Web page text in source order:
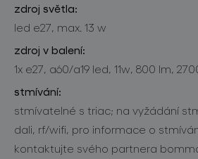
zdroj světla:
led e27, max. 13 w
zdroj v balení:
1x e27, a60/a19 led, 11w, 800 lm,
stmívání:
stmívatelné s triac; na vyžádání
dali, rf/wifi, pro informace o
kontaktujte svého partnera